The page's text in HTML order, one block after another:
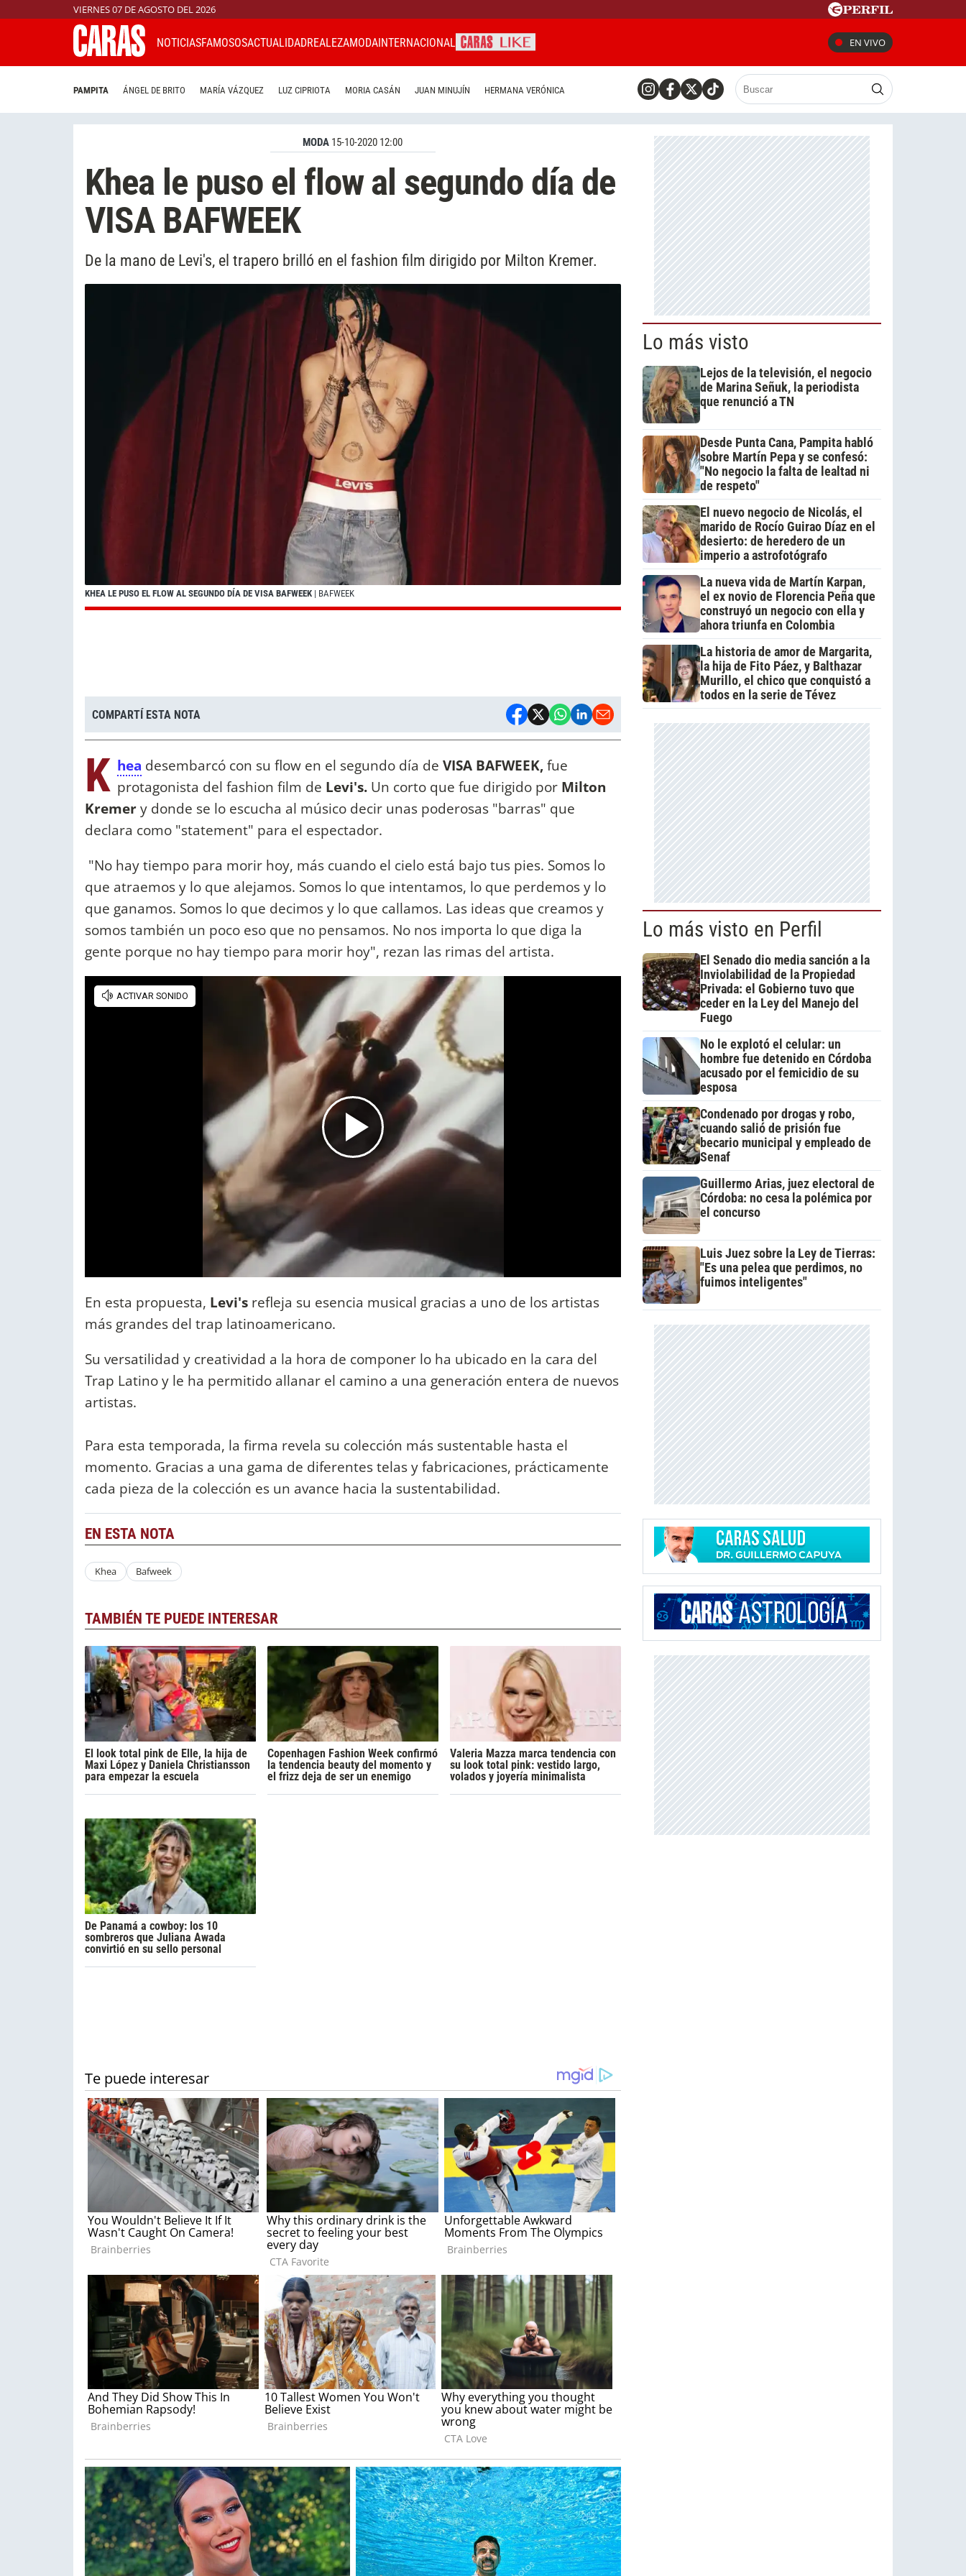
VIERNES 07 DE AGOSTO DEL 2026
NOTICIASFAMOSOSACTUALIDADREALEZAMODAINTERNACIONAL EN VIVO
PAMPITA ÁNGEL DE BRITO MARÍA VÁZQUEZ LUZ CIPRIOTA MORIA CASÁN JUAN MINUJÍN HERMANA VERÓNICA
MODA 15-10-2020 12:00
Khea le puso el flow al segundo día de
VISA BAFWEEK
De la mano de Levi's, el trapero brilló en el fashion film dirigido por Milton Kremer.
KHEA LE PUSO EL FLOW AL SEGUNDO DÍA DE VISA BAFWEEK | BAFWEEK
COMPARTÍ ESTA NOTA
K hea desembarcó con su flow en el segundo día de VISA BAFWEEK,fue
protagonista del fashion film de Levi's. Un corto que fue dirigido por Milton
Kremery donde se lo escucha al músico decir unas poderosas "barras" que
declara como "statement" para el espectador.
"No hay tiempo para morir hoy, más cuando el cielo está bajo tus pies. Somos lo
que atraemos y lo que alejamos. Somos lo que intentamos, lo que perdemos y lo
que ganamos. Somos lo que decimos y lo que callamos. Las ideas que creamos y
somos también un poco eso que no pensamos. No nos importa lo que diga la
gente porque no hay tiempo para morir hoy", rezan las rimas del artista.
En esta propuesta, Levi's refleja su esencia musical gracias a uno de los artistas
más grandes del trap latinoamericano.
Su versatilidad y creatividad a la hora de componer lo ha ubicado en la cara del
Trap Latino y le ha permitido allanar el camino a una generación entera de nuevos
artistas.
Para esta temporada, la firma revela su colección más sustentable hasta el
momento. Gracias a una gama de diferentes telas y fabricaciones, prácticamente
cada pieza de la colección es un avance hacia la sustentabilidad.
EN ESTA NOTA
Khea Bafweek
TAMBIÉN TE PUEDE INTERESAR
El look total pink de Elle, la hija de
Maxi López y Daniela Christiansson
para empezar la escuela
Copenhagen Fashion Week confirmó
la tendencia beauty del momento y
el frizz deja de ser un enemigo
Valeria Mazza marca tendencia con
su look total pink: vestido largo,
volados y joyería minimalista
De Panamá a cowboy: los 10
sombreros que Juliana Awada
convirtió en su sello personal
Lo más visto
Lejos de la televisión, el negocio
de Marina Señuk, la periodista
que renunció a TN
Desde Punta Cana, Pampita habló
sobre Martín Pepa y se confesó:
"No negocio la falta de lealtad ni
de respeto"
El nuevo negocio de Nicolás, el
marido de Rocío Guirao Díaz en el
desierto: de heredero de un
imperio a astrofotógrafo
La nueva vida de Martín Karpan,
el ex novio de Florencia Peña que
construyó un negocio con ella y
ahora triunfa en Colombia
La historia de amor de Margarita,
la hija de Fito Páez, y Balthazar
Murillo, el chico que conquistó a
todos en la serie de Tévez
Lo más visto en Perfil
El Senado dio media sanción a la
Inviolabilidad de la Propiedad
Privada: el Gobierno tuvo que
ceder en la Ley del Manejo del
Fuego
No le explotó el celular: un
hombre fue detenido en Córdoba
acusado por el femicidio de su
esposa
Condenado por drogas y robo,
cuando salió de prisión fue
becario municipal y empleado de
Senaf
Guillermo Arias, juez electoral de
Córdoba: no cesa la polémica por
el concurso
Luis Juez sobre la Ley de Tierras:
"Es una pelea que perdimos, no
fuimos inteligentes"